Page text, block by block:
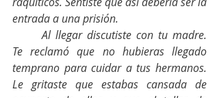
entrada a una prisión.
Al llegar discutiste con tu madre.
Te reclamó que no hubieras llegado
temprano para cuidar a tus hermanos.
Le gritaste que estabas cansada de